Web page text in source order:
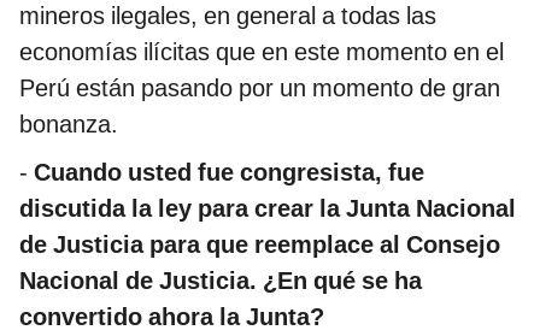
mineros ilegales, en general a todas las
economías ilícitas que en este momento en el
Perú están pasando por un momento de gran
bonanza.
- Cuando usted fue congresista, fue
discutida la ley para crear la Junta Nacional
de Justicia para que reemplace al Consejo
Nacional de Justicia. ¿En qué se ha
convertido ahora la Junta?